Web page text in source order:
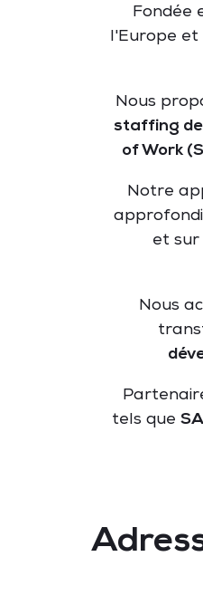
Fondée
l'Europe et
Nous
staffing de
of Work
Notre
et sur
Nous
tels que